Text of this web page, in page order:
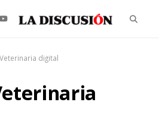
digital